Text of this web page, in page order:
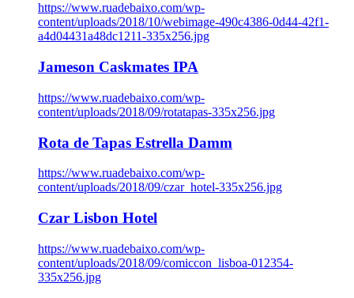
https://www.ruadebaixo.com/wp-
content/uploads/2018/10/webimage-490c4386-0d44-42f1-
a4d04431a48dc1211-335x256.jpg
Jameson Caskmates IPA
https://www.ruadebaixo.com/wp-
content/uploads/2018/09/rotatapas-335x256.jpg
Rota de Tapas Estrella Damm
https://www.ruadebaixo.com/wp-
content/uploads/2018/09/czar_hotel-335x256.jpg
Czar Lisbon Hotel
https://www.ruadebaixo.com/wp-
content/uploads/2018/09/comiccon_lisboa-012354-
335x256.jpg